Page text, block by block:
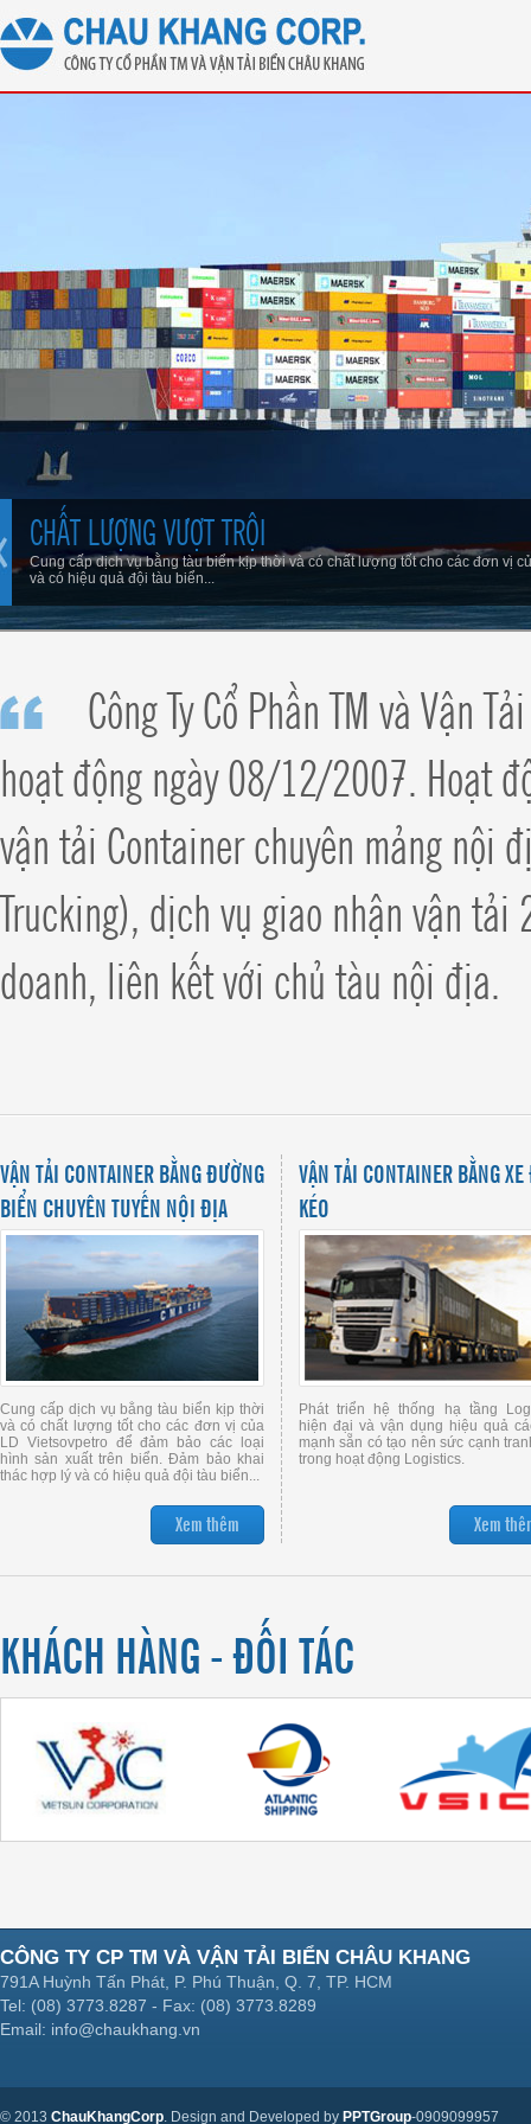
CHẤT LƯỢNG VƯỢT TRỘI
Cung cấp dịch vụ bằng tàu biển kịp thời và có chất lượng tốt cho các đơn vị
và có hiệu quả đội tàu biển...
Công Ty Cổ Phần TM và Vận
hoạt động ngày 08/12/2007. Hoạt
vận tải Container chuyên mảng nội
Trucking), dịch vụ giao nhận vận
doanh, liên kết với chủ tàu nội địa.
VẬN TẢI CONTAINER BẰNG ĐƯỜNG
BIỂN CHUYÊN TUYẾN NỘI ĐỊA
Cung cấp dịch vụ bằng tàu biển kịp thời
và có chất lượng tốt cho các đơn vị của
LD Vietsovpetro để đảm bảo các loại
hình sản xuất trên biển. Đảm bảo khai
thác hợp lý và có hiệu quả đội tàu biển...
Xem thêm
VẬN TẢI CONTAINER BẰNG
KÉO
Phát triển hệ thống hạ tầng
hiện đại và vận dụng hiệu quả
mạnh sẵn có tạo nên sức cạnh
trong hoạt động Logistics.
Xem
KHÁCH HÀNG - ĐỐI TÁC
CÔNG TY CP TM VÀ VẬN TẢI BIỂN CHÂU KHANG
791A Huỳnh Tấn Phát, P. Phú Thuận, Q. 7, TP. HCM
Tel: (08) 3773.8287 - Fax: (08) 3773.8289
Email: info@chaukhang.vn
© 2013 ChauKhangCorp. Design and Developed by PPTGroup-0909099957